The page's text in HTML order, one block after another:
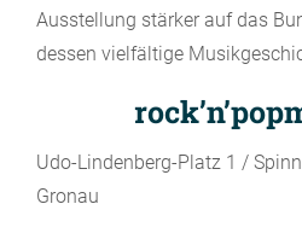
Ausstellung stärker auf das
dessen vielfältige
Udo-Lindenberg-Platz 1 /
Gronau